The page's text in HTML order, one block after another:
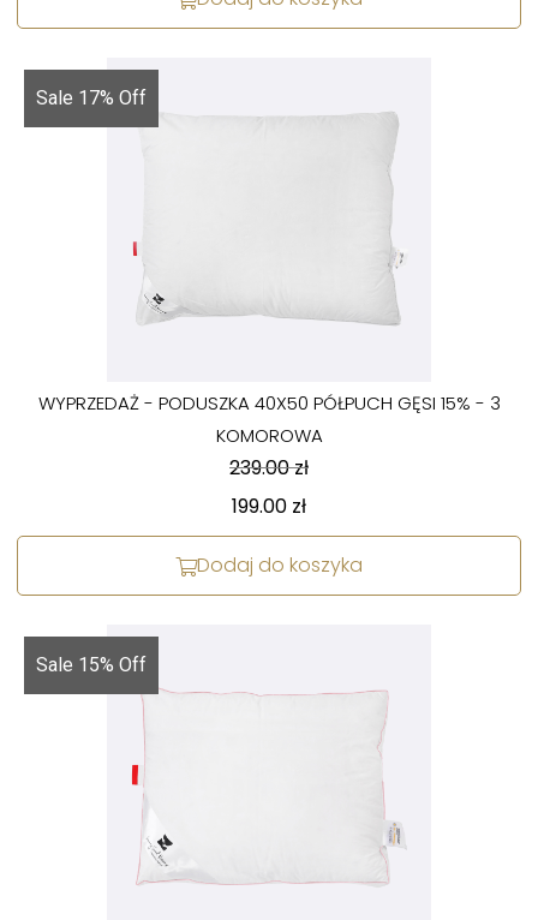
Sale 17% Off
WYPRZEDAŻ - PODUSZKA 40X50 PÓŁPUCH GĘSI 15% - 3
KOMOROWA
239.00zł
199.00 zł
Dodaj do koszyka
Sale 15% Off